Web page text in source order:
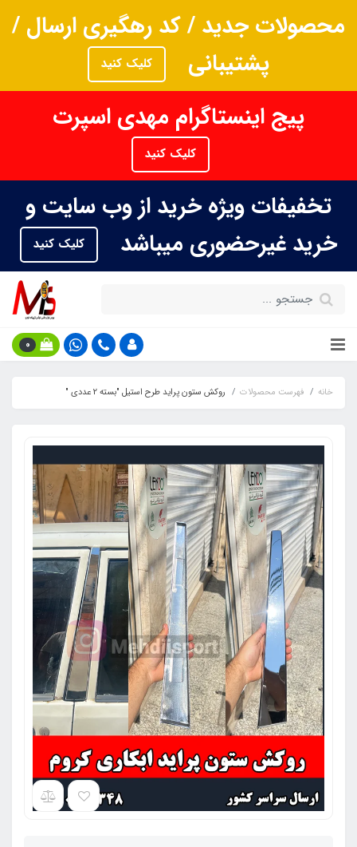
محصولات جدید / کد رهگیری ارسال /
پشتیبانی
کلیک کنید
پیج اینستاگرام مهدی اسپرت
کلیک کنید
تخفیفات ویژه خرید از وب سایت و
خرید غیرحضوری میباشد
کلیک کنید
0
خانه فهرست محصولات روکش ستون پراید طرح استیل "بسته 2 عددی "